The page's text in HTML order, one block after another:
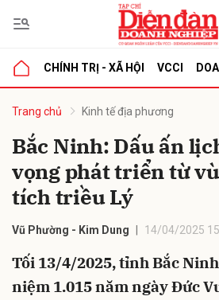
CHÍNH TRỊ - XÃ HỘI VCCI
Trang chủ Kinh tế địa phương
Bắc Ninh: Dấu ấn
vọng phát triển từ
tích triều Lý
Vũ Phường - Kim Dung 14/04/2025
Tối 13/4/2025, tỉnh Bắc
niệm 1.015 năm ngày Đức
luận